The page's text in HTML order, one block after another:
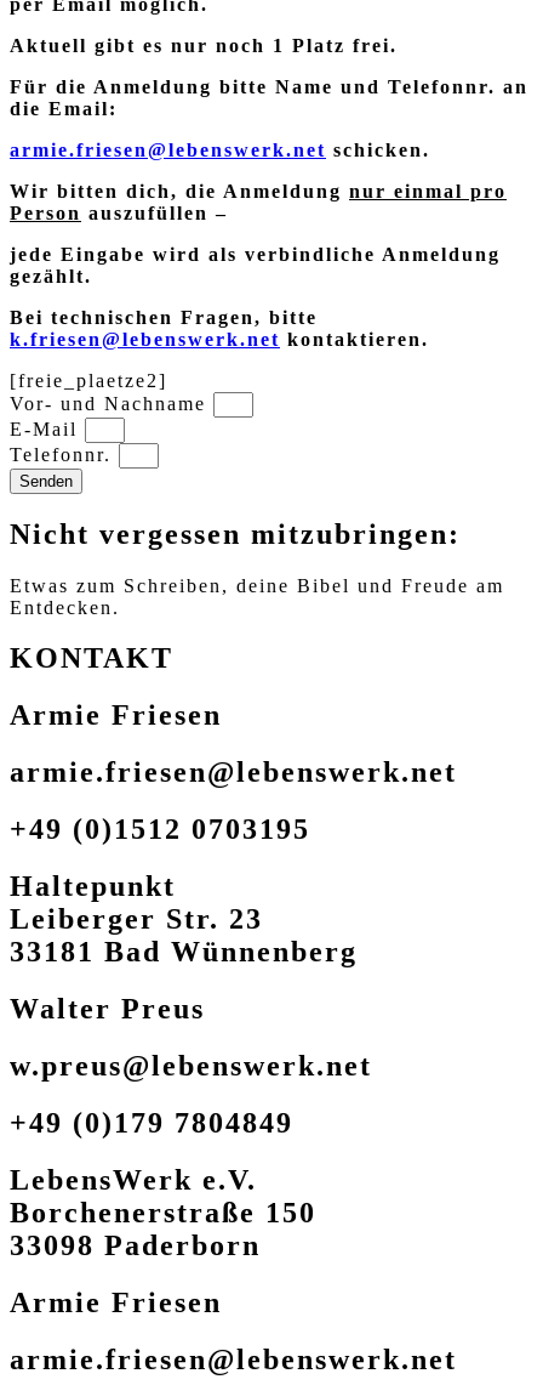
Aktuell gibt es nur noch 1 Platz frei.
Für die Anmeldung bitte Name und Telefonnr. an
die Email:
armie.friesen@lebenswerk.net schicken.
Wir bitten dich, die Anmeldung nur einmal pro
Person auszufüllen –
jede Eingabe wird als verbindliche Anmeldung
gezählt.
Bei technischen Fragen, bitte
k.friesen@lebenswerk.net kontaktieren.
[freie_plaetze2]
Vor- und Nachname
E-Mail
Telefonnr.
Senden
Nicht vergessen mitzubringen:
Etwas zum Schreiben, deine Bibel und Freude am
Entdecken.
KONTAKT
Armie Friesen
armie.friesen@lebenswerk.net
+49 (0)1512 0703195
Haltepunkt
Leiberger Str. 23
33181 Bad Wünnenberg
Walter Preus
w.preus@lebenswerk.net
+49 (0)179 7804849
LebensWerk e.V.
Borchenerstraße 150
33098 Paderborn
Armie Friesen
armie.friesen@lebenswerk.net